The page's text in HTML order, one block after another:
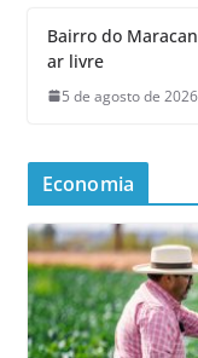
Bairro do
ar livre
5 de agosto de 2026
Economia